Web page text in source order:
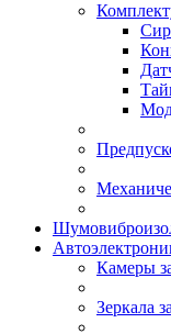
Камеры
Зеркала